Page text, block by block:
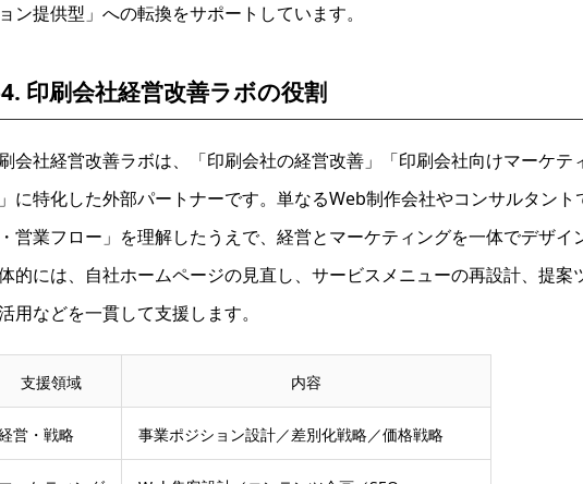
ン提供型」への転換をサポートしています。
印刷会社経営改善ラボの役割
会社経営改善ラボは、「印刷会社の経営改善」「印刷会社向けマーケ
に特化した外部パートナーです。単なるWeb制作会社やコンサルタン
営業フロー」を理解したうえで、経営とマーケティングを一体でデザイ
的には、自社ホームページの見直し、サービスメニューの再設計、提
用などを一貫して支援します。
支援領域 内容
営・戦略 事業ポジション設計／差別化戦略／価格戦略